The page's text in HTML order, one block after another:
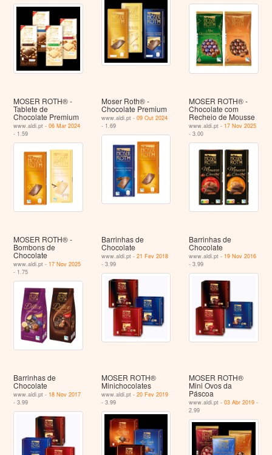
MOSER ROTH® -
Tablete de
Chocolate Premium
www.aldi.pt -06 Mar 2024
- 1.59
Moser Roth® -
Chocolate Premium
www.aldi.pt - 09 Out 2024
- 1.69
MOSER ROTH® -
Chocolate com
Recheio de Mousse
www.aldi.pt - 17 Nov 2025
- 3.00
MOSER ROTH® -
Bombons de
Chocolate
www.aldi.pt - 17 Nov 2025
- 1.75
Barrinhas de
Chocolate
www.aldi.pt - 21 Fev 2018
- 3.99
Barrinhas de
Chocolate
www.aldi.pt - 19 Nov 2016
- 3.99
Barrinhas de
Chocolate
www.aldi.pt - 18 Nov 2017
- 3.99
MOSER ROTH®
Minichocolates
www.aldi.pt - 20 Fev 2019
- 3.99
MOSER ROTH®
Mini Ovos da
Páscoa
www.aldi.pt -03 Abr 2019 -
2.99